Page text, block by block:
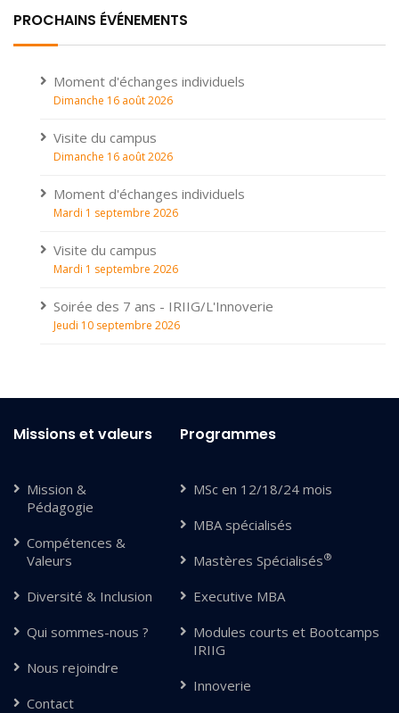
PROCHAINS ÉVÉNEMENTS
Moment d'échanges individuels
Dimanche 16 août 2026
Visite du campus
Dimanche 16 août 2026
Moment d'échanges individuels
Mardi 1 septembre 2026
Visite du campus
Mardi 1 septembre 2026
Soirée des 7 ans - IRIIG/L'Innoverie
Jeudi 10 septembre 2026
Missions et valeurs
Mission &
Pédagogie
Compétences &
Valeurs
Diversité & Inclusion
Qui sommes-nous ?
Nous rejoindre
Contact
Programmes
MSc en 12/18/24 mois
MBA spécialisés
Mastères Spécialisés®
Executive MBA
Modules courts et Bootcamps
IRIIG
Innoverie